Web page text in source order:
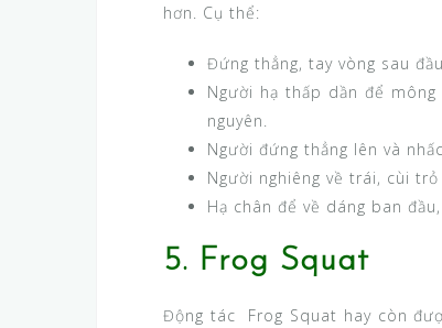
hơn. Cụ thể:
Đứng thẳng, tay vòng sau
Người hạ thấp dần để
nguyên.
Người đứng thẳng lên và
Người nghiêng về trái, cùi
Hạ chân để về dáng ban
5. Frog Squat
Động tác Frog Squat hay còn